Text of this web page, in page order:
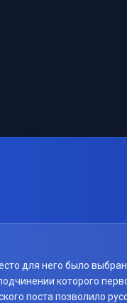
для него было
которого
поста позволило